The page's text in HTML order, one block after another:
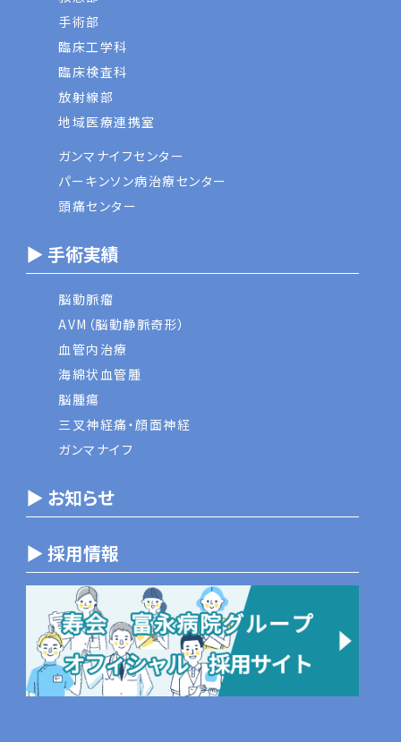
手術部
臨床工学科
臨床検査科
放射線部
地域医療連携室
ガンマナイフセンター
パーキンソン病治療センター
頭痛センター
▶ 手術実績
脳動脈瘤
AVM（脳動静脈奇形）
血管内治療
海綿状血管腫
脳腫瘍
三叉神経痛・顔面神経
ガンマナイフ
▶ お知らせ
▶ 採用情報